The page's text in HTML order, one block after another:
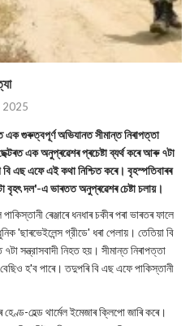
2025
গুৰুত্বপূৰ্ণ অভিযানত সীমান্ত নিৰাপত্তা
এক অনুপ্ৰৱেশৰ প্ৰচেষ্টা ব্যর্থ কৰে আৰু ৭টা
বি এছ এফে এই কথা নিশ্চিত কৰে। বৃহস্পতিবাৰৰ
বৃহৎ দল'-এ ভাৰতত অনুপ্ৰৱেশৰ চেষ্টা চলায়।
ৰেঞ্জাৰে ধনধাৰ চকীৰ পৰা ভাৰতৰ ফালে
'ছাৰভেইলেন্স গ্রীডে' ধৰা পেলায়। তেতিয়া বি
সন্ত্রাসবাদী নিহত হয়। সীমান্ত নিৰাপত্তা
বেছিও হ'ব পাৰে। তদুপৰি বি এছ এফে পাকিস্তানী
হেল্ড থাৰ্মেল ইমেজাৰ ক্লিপো জাৰি কৰে।